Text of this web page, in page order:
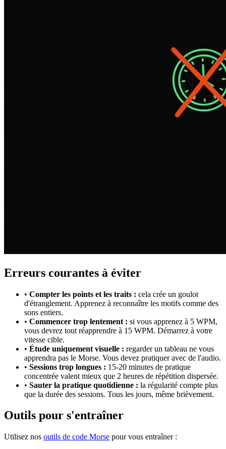
Erreurs courantes à éviter
• Compter les points et les traits : cela crée un goulot
d'étranglement. Apprenez à reconnaître les motifs comme des
sons entiers.
• Commencer trop lentement : si vous apprenez à 5 WPM,
vous devrez tout réapprendre à 15 WPM. Démarrez à votre
vitesse cible.
• Étude uniquement visuelle : regarder un tableau ne vous
apprendra pas le Morse. Vous devez pratiquer avec de l'audio.
• Sessions trop longues : 15-20 minutes de pratique
concentrée valent mieux que 2 heures de répétition dispersée.
• Sauter la pratique quotidienne : la régularité compte plus
que la durée des sessions. Tous les jours, même brièvement.
Outils pour s'entraîner
Utilisez nos outils de code Morse pour vous entraîner :